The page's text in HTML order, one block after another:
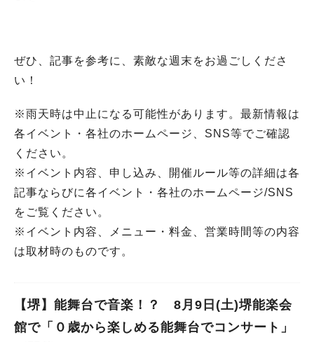
ぜひ、記事を参考に、素敵な週末をお過ごしくださ
い！
※雨天時は中止になる可能性があります。最新情報は
各イベント・各社のホームページ、SNS等でご確認
ください。
※イベント内容、申し込み、開催ルール等の詳細は各
記事ならびに各イベント・各社のホームページ/SNS
をご覧ください。
※イベント内容、メニュー・料金、営業時間等の内容
は取材時のものです。
【堺】能舞台で音楽！？ 8月9日(土)堺能楽会
館で「０歳から楽しめる能舞台でコンサート」